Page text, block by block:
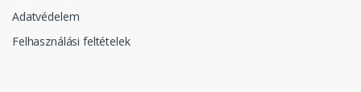
Adatvédelem
Felhasználási feltételek